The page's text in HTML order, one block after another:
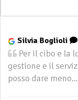
Silvia Boglioli
Per il cibo e la
gestione e il
posso dare